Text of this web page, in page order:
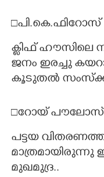
□പി.കെ.ഫിറോസ്
ക്ളിഫ് ഹൗസിലെ
ജനം ഇരച്ചു
കൂടുതൽ
□റോയ് പൗലോസ്
പട്ടയ
മുഖമുദ്ര..